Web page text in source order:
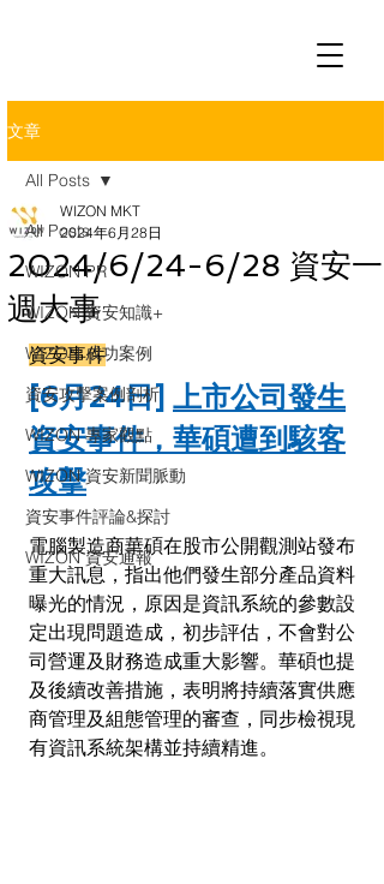
文章
All Posts
WIZON PR
WIZON 資安知識+
WIZON 成功案例
資安攻擊案例剖析
WIZON 專家觀點
WIZON 資安新聞脈動
資安事件評論&探討
WIZON 資安通報
All Posts
2024/6/24-6/28 資安一
週大事
WIZON MKT
2024年6月28日
資安事件
[6月24日] 上市公司發生
資安事件，華碩遭到駭客
攻擊
電腦製造商華碩在股市公開觀測站發布
重大訊息，指出他們發生部分產品資料
曝光的情況，原因是資訊系統的參數設
定出現問題造成，初步評估，不會對公
司營運及財務造成重大影響。 華碩也提
及後續改善措施，表明將持續落實供應
商管理及組態管理的審查，同步檢視現
有資訊系統架構並持續精進。